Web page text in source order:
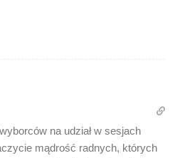
na udział w sesjach
mądrość radnych, których